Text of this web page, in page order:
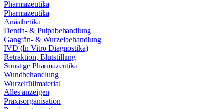
Pharmazeutika
Pharmazeutika
Anästhetika
Dentin- & Pulpabehandlung
Gangrän- & Wurzelbehandlung
IVD (In Vitro Diagnostika)
Retraktion, Blutstillung
Sonstige Pharmazeutika
Wundbehandlung
Wurzelfüllmaterial
Alles anzeigen
Praxisorganisation